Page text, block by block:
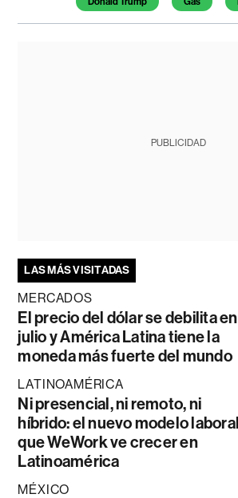
PUBLICIDAD
LAS MÁS VISITADAS
MERCADOS
El precio del dólar se debilita en
julio y América Latina tiene la
moneda más fuerte del mundo
LATINOAMÉRICA
Ni presencial, ni remoto, ni
híbrido: el nuevo modelo laboral
que WeWork ve crecer en
Latinoamérica
MÉXICO